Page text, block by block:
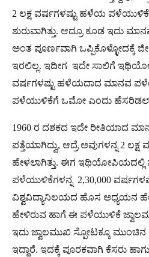
2 ಲಕ್ಷ ವರ್ಷಗಳಷ್ಟು ಹಳೆಯ
ಶುರುವಾಗಿತ್ತು. ಆದ್ರೂ ಕೂಡ ಇದು
ಅಂತ ಪೂರ್ಣವಾಗಿ ಒಪ್ಪಿಕೊಳ್ಳೋದಕ್ಕೆ
ಇರಲಿಲ್ಲ. ಇದೀಗ ಇದೇ ಸಾಲಿಗೆ
ವರ್ಷಗಳಷ್ಟು ಹಳೆಯದಾದ ಮಾನವ
ಪಳೆಯುಳಿಕೆಗೆ ಒಮೋ ಎಂದು
1960 ರ ದಶಕದ ಇದೇ ರೀತಿಯಾದ
ಪತ್ತೆಯಾಗಿದ್ವು, ಆದ್ರೆ ಅವುಗಳನ್ನ 2
ಹೇಳಲಾಗಿತ್ತು. ಈಗ ಇಥಿಯೋಪಿಯದಲ್ಲಿ
ಪಳೆಯುಳಿಕೆಗಳನ್ನ 2,30,000
ವಿಶ್ವವಿದ್ಯಾನಿಲಯದ ಹೊಸ ಅಧ್ಯಯನ
ಹೇಳಿರುವ ಹಾಗೆ ಈ ಪಳೆಯುಳಿಕೆ
ಇದು ಜ್ವಾಲಮುಖಿ ಸ್ಪೋಟಕ್ಕೂ
ಇದ್ದಾರೆ. ಇದಕ್ಕೆ ಪೂರಕವಾಗಿ ಕೆಸರು